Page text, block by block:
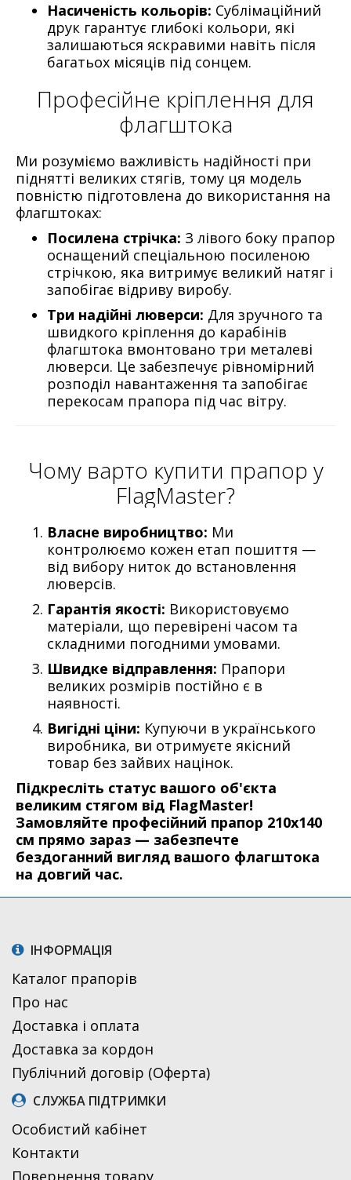
Насиченість кольорів: Сублімаційний
друк гарантує глибокі кольори, які
залишаються яскравими навіть після
багатьох місяців під сонцем.
Професійне кріплення для
флагштока
Ми розуміємо важливість надійності при
піднятті великих стягів, тому ця модель
повністю підготовлена до використання на
флагштоках:
Посилена стрічка: З лівого боку прапор
оснащений спеціальною посиленою
стрічкою, яка витримує великий натяг і
запобігає відриву виробу.
Три надійні люверси: Для зручного та
швидкого кріплення до карабінів
флагштока вмонтовано три металеві
люверси. Це забезпечує рівномірний
розподіл навантаження та запобігає
перекосам прапора під час вітру.
Чому варто купити прапор у
FlagMaster?
Власне виробництво: Ми
контролюємо кожен етап пошиття —
від вибору ниток до встановлення
люверсів.
Гарантія якості: Використовуємо
матеріали, що перевірені часом та
складними погодними умовами.
Швидке відправлення: Прапори
великих розмірів постійно є в
наявності.
Вигідні ціни: Купуючи в українського
виробника, ви отримуєте якісний
товар без зайвих націнок.
Підкресліть статус вашого об'єкта
великим стягом від FlagMaster!
Замовляйте професійний прапор 210х140
см прямо зараз — забезпечте
бездоганний вигляд вашого флагштока
на довгий час.
ІНФОРМАЦІЯ
Каталог прапорів
Про нас
Доставка і оплата
Доставка за кордон
Публічний договір (Оферта)
СЛУЖБА ПІДТРИМКИ
Особистий кабінет
Контакти